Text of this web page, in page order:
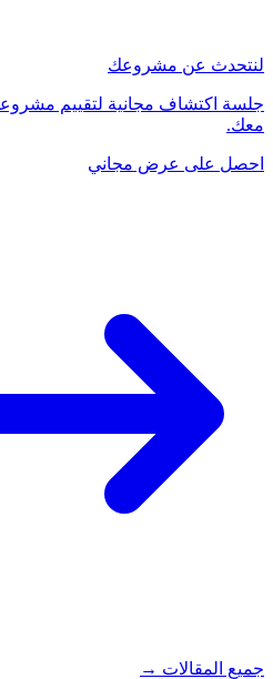
لنتحدث عن مشروعك
جلسة اكتشاف مجانية لتقييم
معك.
احصل على عرض مجاني
جميع المقالات →